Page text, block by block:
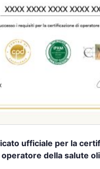
ufficiale per la
operatore della salute